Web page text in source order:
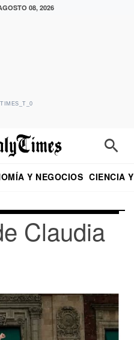
08, 2026
Y NEGOCIOS CIENCIA
Claudia